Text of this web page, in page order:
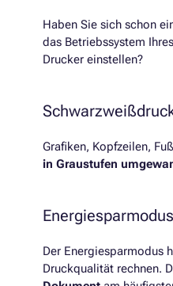
Haben Sie sich schon
das Betriebssystem
Drucker einstellen?
Grafiken, Kopfzeilen,
in Graustufen
Energiesparmodus
Der Energiesparmodus
Druckqualität rechnen.